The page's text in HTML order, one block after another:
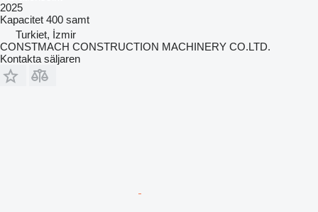
2025
Kapacitet 400 samt
Turkiet, İzmir
CONSTMACH CONSTRUCTION MACHINERY CO.LTD.
Kontakta säljaren